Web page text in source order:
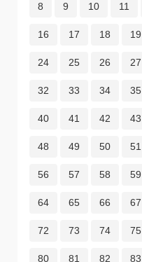
8 9 10 11
16 17 18 19
24 25 26 27
32 33 34 35
40 41 42 43
48 49 50 51
56 57 58 59
64 65 66 67
72 73 74 75
80 81 82 83